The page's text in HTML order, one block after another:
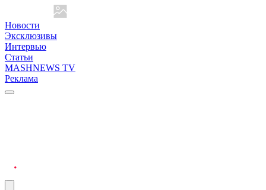
Новости
Эксклюзивы
Интервью
Статьи
MASHNEWS TV
Реклама